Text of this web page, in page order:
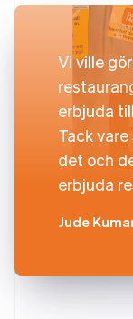
Vi ville
erbjuda
Tack
det och
erbjuda
Jude